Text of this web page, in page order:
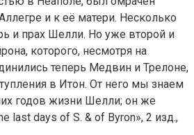
и к её матери. Несколько
и прах Шелли. Но уже второй и
которого, несмотря на
теперь Медвин и Трелоне,
в Итон. От него мы знаем
годов жизни Шелли; он же
last days of S. & of Byron», 2 изд.,